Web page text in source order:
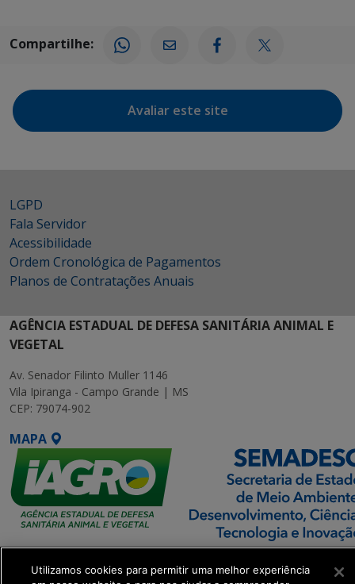
Compartilhe:
Avaliar este site
LGPD
Fala Servidor
Acessibilidade
Ordem Cronológica de Pagamentos
Planos de Contratações Anuais
AGÊNCIA ESTADUAL DE DEFESA SANITÁRIA ANIMAL E
VEGETAL
Av. Senador Filinto Muller 1146
Vila Ipiranga - Campo Grande | MS
CEP: 79074-902
MAPA
Executiva de
Utilizamos cookies para permitir uma melhor experiência